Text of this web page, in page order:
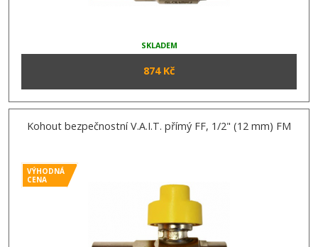
SKLADEM
874 Kč
Kohout bezpečnostní V.A.I.T. přímý FF, 1/2" (12 mm) FM
VÝHODNÁ
CENA